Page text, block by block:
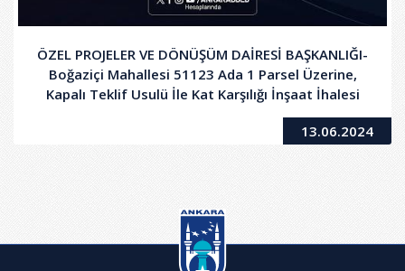
ÖZEL PROJELER VE DÖNÜŞÜM DAİRESİ BAŞKANLIĞI-
Boğaziçi Mahallesi 51123 Ada 1 Parsel Üzerine,
Kapalı Teklif Usulü İle Kat Karşılığı İnşaat İhalesi
13.06.2024